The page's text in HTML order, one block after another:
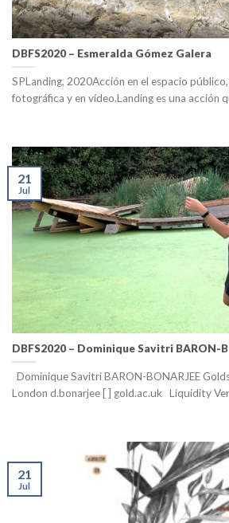
DBFS2020 – Esmeralda Gómez Galera
SPLanding, 2020Acción en el espacio
fotográfica y en vídeo.Landing es una acción
DBFS2020 – Dominique Savitri BARON-
Dominique Savitri BARON-BONARJEE
London d.bonarjee [ ] gold.ac.uk Liquidity
21
Jul
21
Jul